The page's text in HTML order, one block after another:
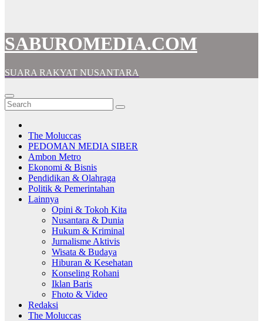
SABUROMEDIA.COM
SUARA RAKYAT NUSANTARA
The Moluccas
PEDOMAN MEDIA SIBER
Ambon Metro
Ekonomi & Bisnis
Pendidikan & Olahraga
Politik & Pemerintahan
Lainnya
Opini & Tokoh Kita
Nusantara & Dunia
Hukum & Kriminal
Jurnalisme Aktivis
Wisata & Budaya
Hiburan & Kesehatan
Konseling Rohani
Iklan Baris
Fhoto & Video
Redaksi
The Moluccas